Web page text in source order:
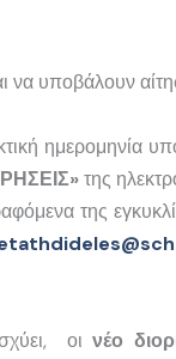
να υποβάλουν
ημερομηνία
της
της
@sch
οινέο